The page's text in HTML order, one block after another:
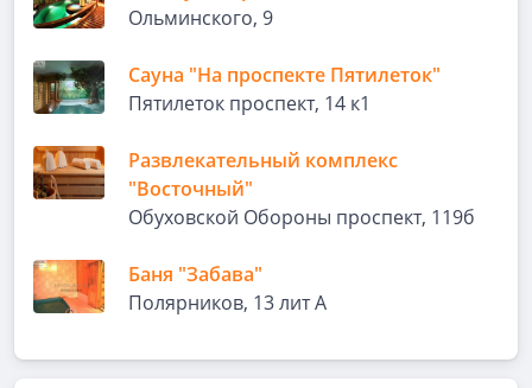
Ольминского, 9
Сауна "На проспекте Пятилеток"
Пятилеток проспект, 14 к1
Развлекательный комплекс
"Восточный"
Обуховской Обороны проспект, 119б
Баня "Забава"
Полярников, 13 лит А